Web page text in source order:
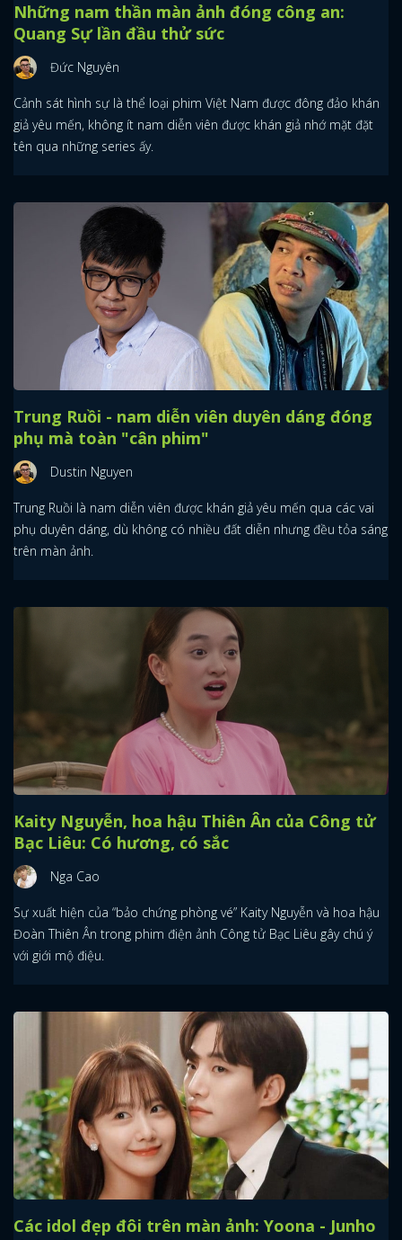
Những nam thần màn ảnh đóng công an:
Quang Sự lần đầu thử sức
Đức Nguyên
Cảnh sát hình sự là thể loại phim Việt Nam được đông đảo khán
giả yêu mến, không ít nam diễn viên được khán giả nhớ mặt đặt
tên qua những series ấy.
Trung Ruồi - nam diễn viên duyên dáng đóng
phụ mà toàn "cân phim"
Dustin Nguyen
Trung Ruồi là nam diễn viên được khán giả yêu mến qua các vai
phụ duyên dáng, dù không có nhiều đất diễn nhưng đều tỏa sáng
trên màn ảnh.
Kaity Nguyễn, hoa hậu Thiên Ân của Công tử
Bạc Liêu: Có hương, có sắc
Nga Cao
Sự xuất hiện của “bảo chứng phòng vé” Kaity Nguyễn và hoa hậu
Đoàn Thiên Ân trong phim điện ảnh Công tử Bạc Liêu gây chú ý
với giới mộ điệu.
Các idol đẹp đôi trên màn ảnh: Yoona - Junho